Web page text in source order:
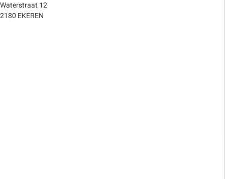
Waterstraat 12
2180 EKEREN